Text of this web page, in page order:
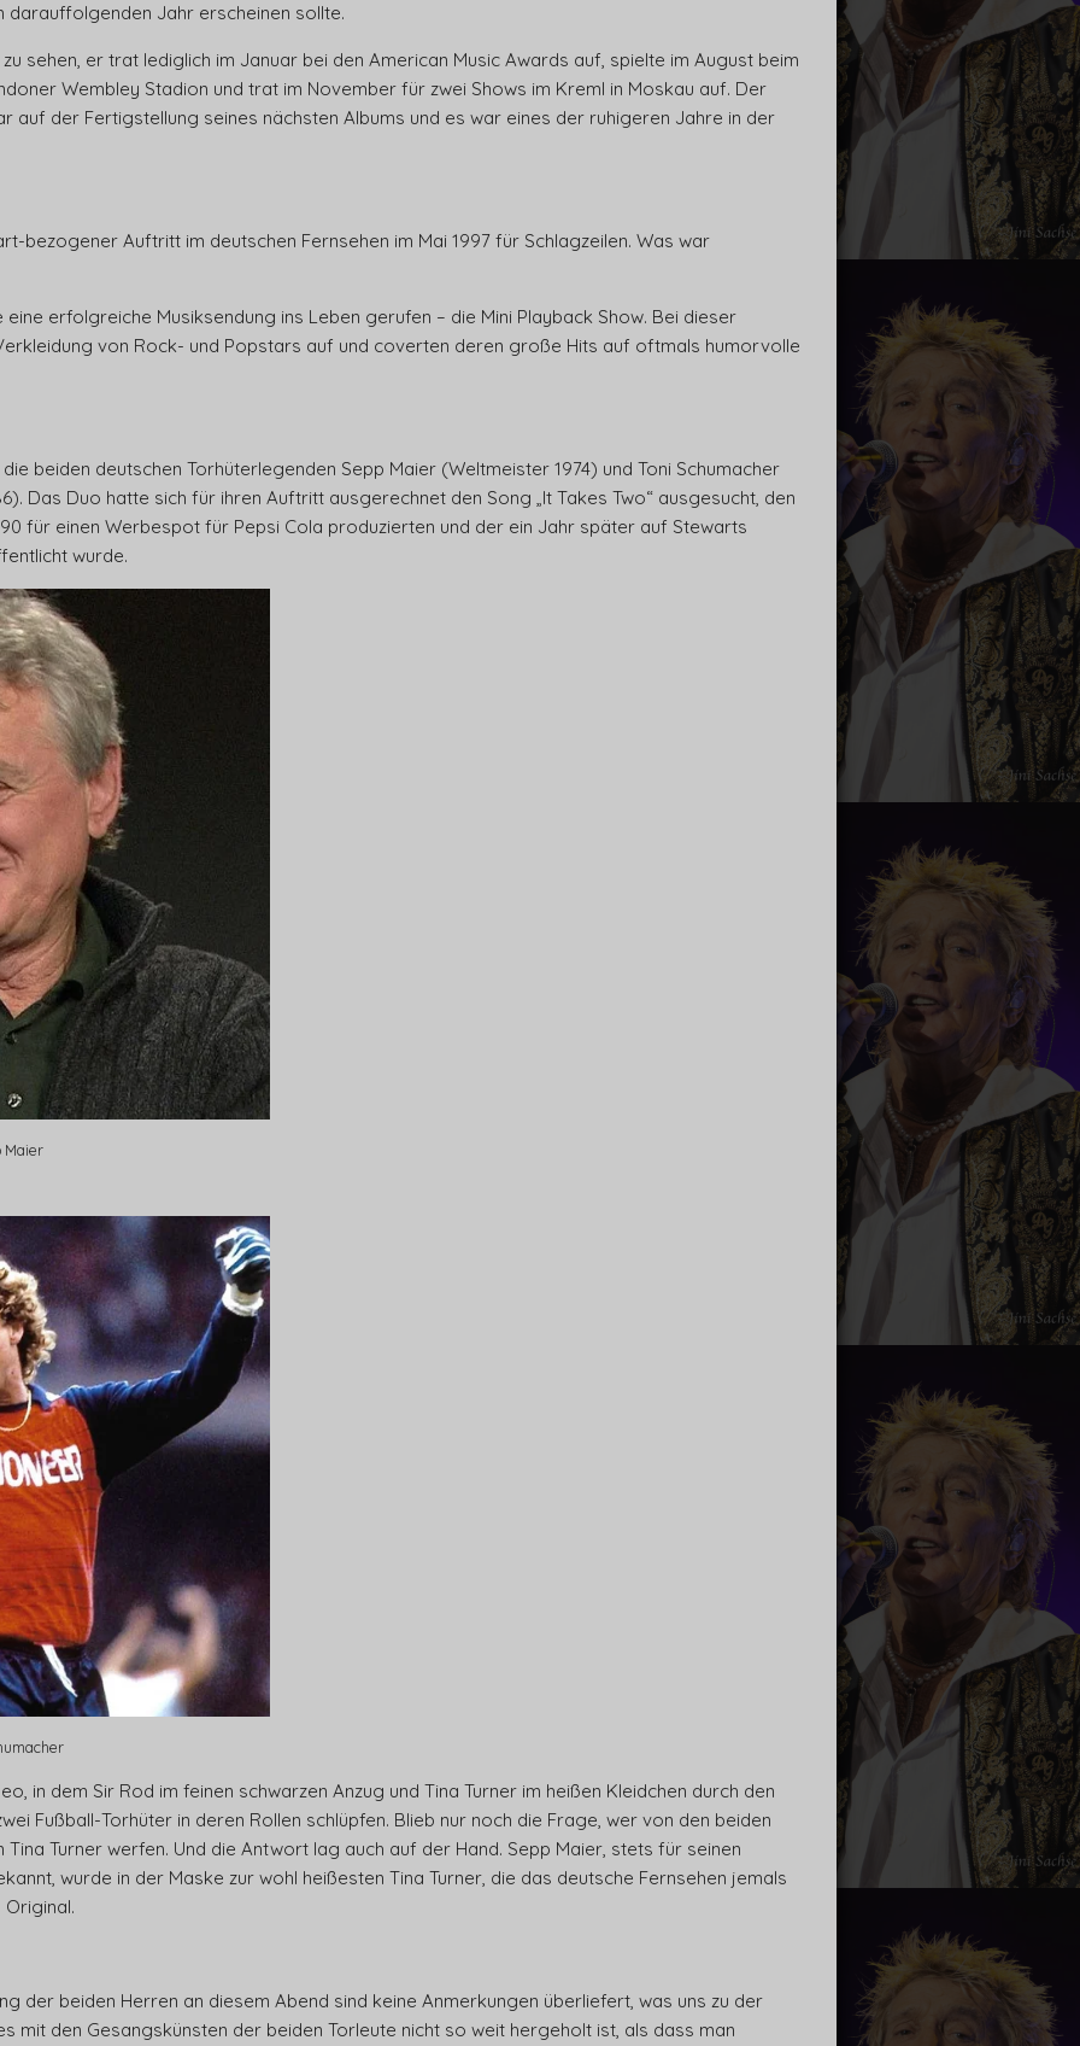
darauffolgenden Jahr erscheinen sollte.
sehen, er trat lediglich im Januar bei den American Music Awards auf, spielte im August beim
Wembley Stadion und trat im November für zwei Shows im Kreml in Moskau auf. Der
auf der Fertigstellung seines nächsten Albums und es war eines der ruhigeren Jahre in der
bezogener Auftritt im deutschen Fernsehen im Mai 1997 für Schlagzeilen. Was war
erfolgreiche Musiksendung ins Leben gerufen – die Mini Playback Show. Bei dieser
von Rock- und Popstars auf und coverten deren große Hits auf oftmals humorvolle
beiden deutschen Torhüterlegenden Sepp Maier (Weltmeister 1974) und Toni Schumacher
Das Duo hatte sich für ihren Auftritt ausgerechnet den Song „It Takes Two“ ausgesucht, den
für einen Werbespot für Pepsi Cola produzierten und der ein Jahr später auf Stewarts
wurde.
Maier
in dem Sir Rod im feinen schwarzen Anzug und Tina Turner im heißen Kleidchen durch den
Fußball-Torhüter in deren Rollen schlüpfen. Blieb nur noch die Frage, wer von den beiden
Turner werfen. Und die Antwort lag auch auf der Hand. Sepp Maier, stets für seinen
wurde in der Maske zur wohl heißesten Tina Turner, die das deutsche Fernsehen jemals
der beiden Herren an diesem Abend sind keine Anmerkungen überliefert, was uns zu der
mit den Gesangskünsten der beiden Torleute nicht so weit hergeholt ist, als dass man